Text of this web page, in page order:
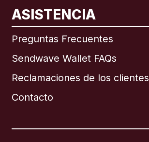
ASISTENCIA
Preguntas Frecuentes
Sendwave Wallet FAQs
Reclamaciones de los clientes
Contacto
Internacional English
Brasil